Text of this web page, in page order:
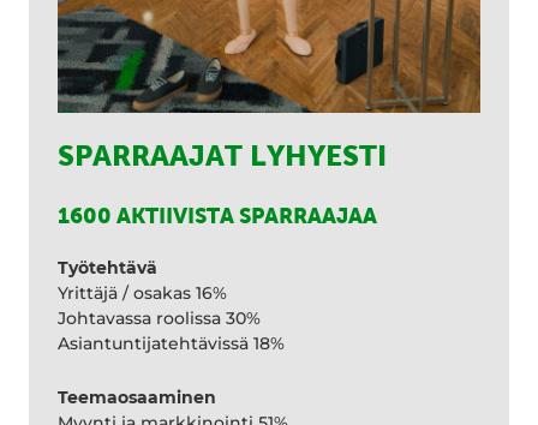
SPARRAAJAT LYHYESTI
1600 AKTIIVISTA SPARRAAJAA
Työtehtävä
Yrittäjä / osakas 16%
Johtavassa roolissa 30%
Asiantuntijatehtävissä 18%
Teemaosaaminen